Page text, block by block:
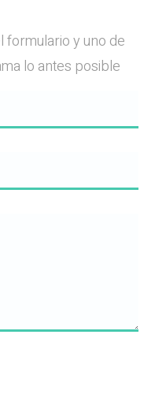
formulario y uno de
lo antes posible